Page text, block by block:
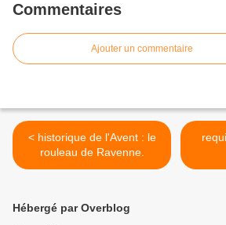
Commentaires
Ajouter un commentaire
< historique de l'Avent : le
rouleau de Ravenne.
Hébergé par Overblog